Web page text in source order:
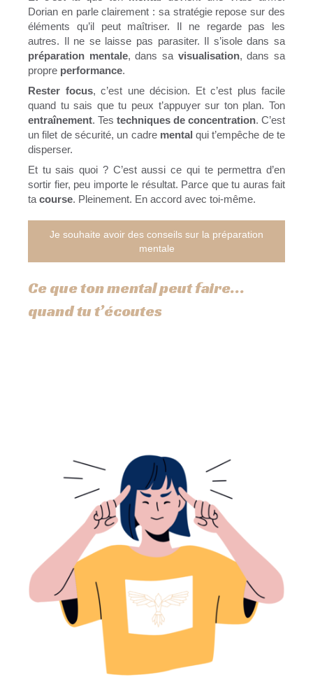
Dorian en parle clairement : sa stratégie repose sur des
éléments qu’il peut maîtriser. Il ne regarde pas les
autres. Il ne se laisse pas parasiter. Il s’isole dans sa
préparation mentale, dans sa visualisation, dans sa
propre performance.
Rester focus, c’est une décision. Et c’est plus facile
quand tu sais que tu peux t’appuyer sur ton plan. Ton
entraînement. Tes techniques de concentration. C’est
un filet de sécurité, un cadre mental qui t’empêche de te
disperser.
Et tu sais quoi ? C’est aussi ce qui te permettra d’en
sortir fier, peu importe le résultat. Parce que tu auras fait
ta course. Pleinement. En accord avec toi-même.
Je souhaite avoir des conseils sur la préparation
mentale
Ce que ton mental peut faire…
quand tu t’écoutes